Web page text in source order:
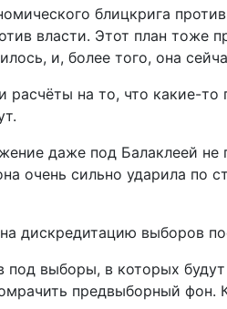
блицкрига
власти. Этот план тоже
и, более того, она
расчёты на то, что какие-
даже под Балаклеей не
очень сильно ударила по
дискредитацию выборов
под выборы, в которых
предвыборный